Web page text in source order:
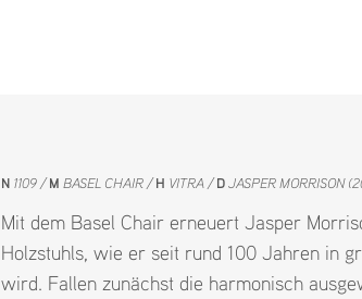
N 1109 M BASEL CHAIR H VITRA DJASPER MORRISON
Mit dem Basel Chair erneuert Jasper
Holzstuhls, wie er seit rund 100 Jahren in
wird. Fallen zunächst die harmonisch